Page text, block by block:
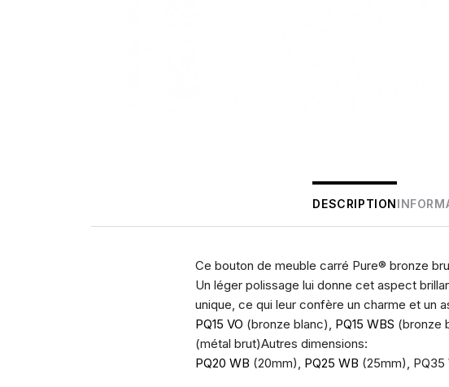
DESCRIPTION
Ce bouton de meuble carré Pure® bronze
Un léger polissage lui donne cet aspect
unique, ce qui leur confère un charme et un
PQ15 VO (bronze blanc), PQ15 WBS (bronze
(métal brut)Autres dimensions:
PQ20 WB (20mm), PQ25 WB (25mm),